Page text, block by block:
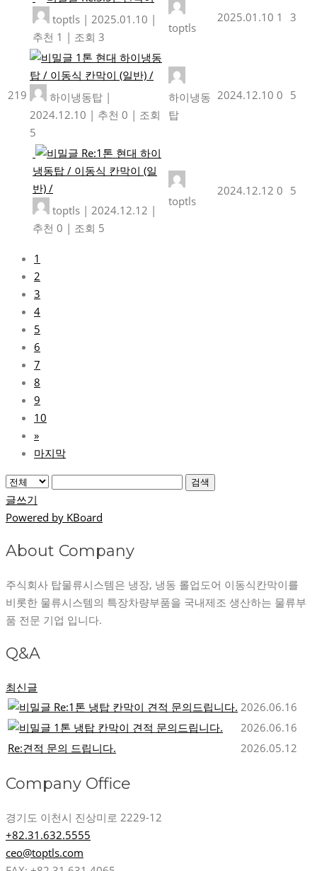
toptls | 2025.01.10 |
추천 1 | 조회 3
toptls
2025.01.10 1 3
219
1톤 현대 하이냉동
탑 / 이동식 칸막이 (일반) /
하이냉동탑 |
2024.12.10 | 추천 0 | 조회
5
하이냉동
탑
2024.12.10 0 5
Re:1톤 현대 하이
냉동탑 / 이동식 칸막이 (일
반) /
toptls | 2024.12.12 |
추천 0 | 조회 5
toptls
2024.12.12 0 5
1
2
3
4
5
6
7
8
9
10
»
마지막
검색
글쓰기
Powered by KBoard
About Company
주식회사 탑물류시스템은 냉장, 냉동 롤업도어 이동식칸막이를
비롯한 물류시스템의 특장차량부품을 국내제조 생산하는 물류부
품 전문 기업 입니다.
Q&A
최신글
Re:1톤 냉탑 칸막이 견적 문의드립니다. 2026.06.16
1톤 냉탑 칸막이 견적 문의드립니다.
2026.06.16
Re:견적 문의 드립니다.
2026.05.12
Company Office
경기도 이천시 진상미로 2229-12
+82.31.632.5555
ceo@toptls.com